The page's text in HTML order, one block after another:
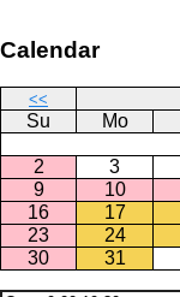
Calendar
<<
Su Mo
2
3
9
10
16
17
23
24
30
31